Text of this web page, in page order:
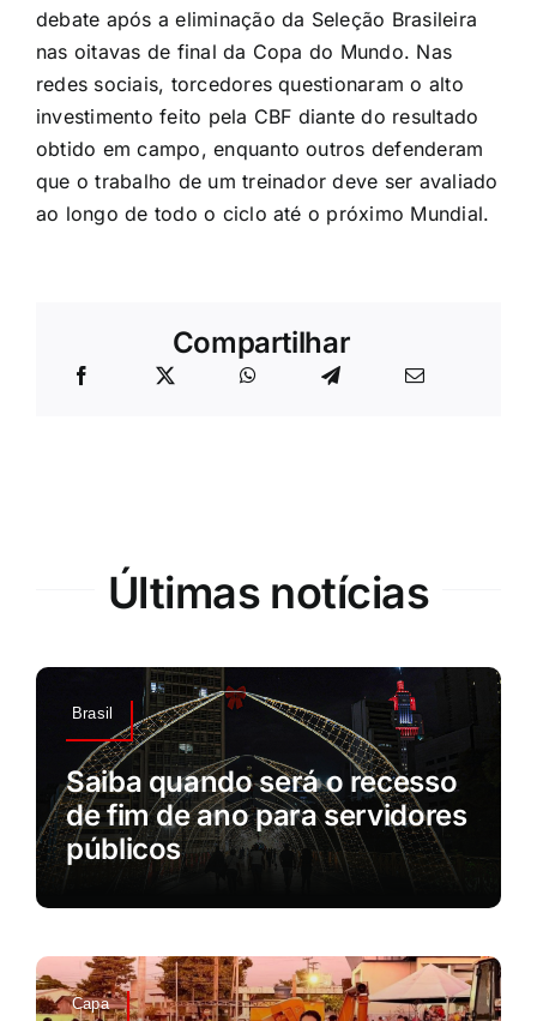
debate após a eliminação da Seleção Brasileira
nas oitavas de final da Copa do Mundo. Nas
redes sociais, torcedores questionaram o alto
investimento feito pela CBF diante do resultado
obtido em campo, enquanto outros defenderam
que o trabalho de um treinador deve ser avaliado
ao longo de todo o ciclo até o próximo Mundial.
Compartilhar
Últimas notícias
Brasil
Saiba quando será o recesso
de fim de ano para servidores
públicos
Capa